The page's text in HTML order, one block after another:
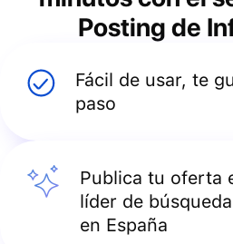
Posting de
Fácil de usar, te
paso
Publica tu oferta
líder de
en España